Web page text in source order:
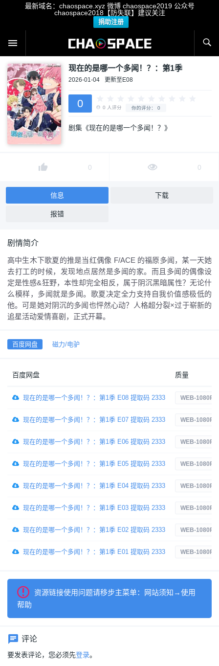
最新域名：chaospace.xyz 微博 chaospace2019 公众号
chaospace2018【防失联】建议关注
捐助注册
现在的是哪一个多闻！？：第1季
2026-01-04 更新至E08
0
剧集《现在的是哪一个多闻！？》
0 0
信息 下载
报错
剧情简介
高中生木下歌夏的推是当红偶像 F/ACE 的福原多闻，某一天她
去打工的时候，发现地点居然是多闻的家。而且多闻的偶像设
定是性感&狂野，本性却完全相反，属于阴沉黑暗属性？无论什
么模样，多闻就是多闻。歌夏决定全力支持自我价值感极低的
他。可是她对阴沉的多闻也怦然心动？人格超分裂×过于崭新的
追星活动爱情喜剧，正式开幕。
百度网盘 磁力/电驴
百度网盘 质量
现在的是哪一个多闻！？：第1季 E08 提取码 2333 WEB-1080P
现在的是哪一个多闻！？：第1季 E07 提取码 2333 WEB-1080P
现在的是哪一个多闻！？：第1季 E06 提取码 2333 WEB-1080P
现在的是哪一个多闻！？：第1季 E05 提取码 2333 WEB-1080P
现在的是哪一个多闻！？：第1季 E04 提取码 2333 WEB-1080P
现在的是哪一个多闻！？：第1季 E03 提取码 2333 WEB-1080P
现在的是哪一个多闻！？：第1季 E02 提取码 2333 WEB-1080P
现在的是哪一个多闻！？：第1季 E01 提取码 2333 WEB-1080P
资源链接使用问题请移步主菜单：网站须知→使用
帮助
评论
要发表评论，您必须先登录。